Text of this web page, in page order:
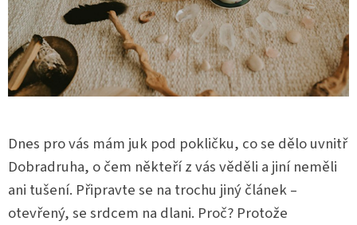
Dnes pro vás mám juk pod pokličku, co se dělo uvnitř
Dobradruha, o čem někteří z vás věděli a jiní neměli
ani tušení. Připravte se na trochu jiný článek –
otevřený, se srdcem na dlani. Proč? Protože